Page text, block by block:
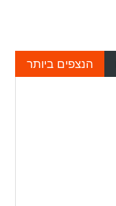
הנצפים ביותר